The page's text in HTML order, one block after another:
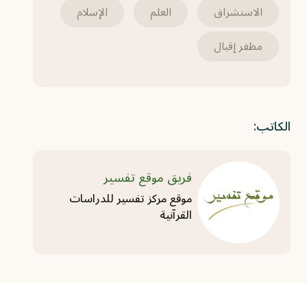
الاستشراق العلم
الإسلام
مظفر إقبال
الكاتب:
فريق موقع تفسير
موقع مركز تفسير للدراسات
القرآنية